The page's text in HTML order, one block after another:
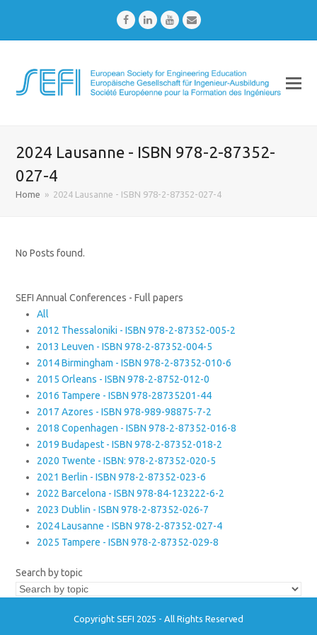
FacebookLinkedInYoutubeEmail
2024 Lausanne - ISBN 978-2-87352-
027-4
Home » 2024 Lausanne - ISBN 978-2-87352-027-4
No Posts found.
SEFI Annual Conferences - Full papers
All
2012 Thessaloniki - ISBN 978-2-87352-005-2
2013 Leuven - ISBN 978-2-87352-004-5
2014 Birmingham - ISBN 978-2-87352-010-6
2015 Orleans - ISBN 978-2-8752-012-0
2016 Tampere - ISBN 978-28735201-44
2017 Azores - ISBN 978-989-98875-7-2
2018 Copenhagen - ISBN 978-2-87352-016-8
2019 Budapest - ISBN 978-2-87352-018-2
2020 Twente - ISBN: 978-2-87352-020-5
2021 Berlin - ISBN 978-2-87352-023-6
2022 Barcelona - ISBN 978-84-123222-6-2
2023 Dublin - ISBN 978-2-87352-026-7
2024 Lausanne - ISBN 978-2-87352-027-4
2025 Tampere - ISBN 978-2-87352-029-8
Search by topic
Copyright SEFI 2025 - All Rights Reserved